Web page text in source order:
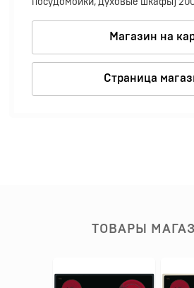
посудомойки, духовые шкафы)
Магазин на
Страница
ТОВАРЫ